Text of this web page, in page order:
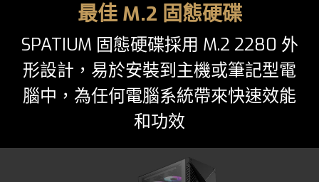
最佳 M.2 固態硬碟
SPATIUM 固態硬碟採用 M.2 2280 外
形設計，易於安裝到主機或筆記型電
腦中，為任何電腦系統帶來快速效能
和功效